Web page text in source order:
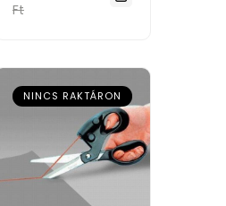
Ft
NINCS RAKTÁRON